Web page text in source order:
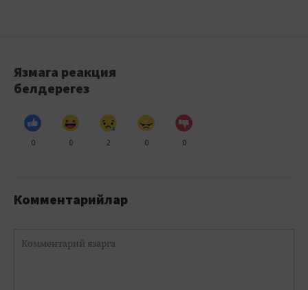
Язмага реакция
белдерегез
0 0 2 0 0
Комментарийлар